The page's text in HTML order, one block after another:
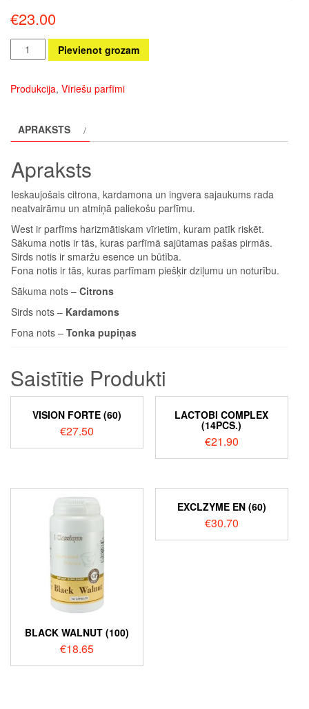
€23.00
West
Eau
daudzums
Pievienot grozam
Produkcija, Vīriešu parfīmi
APRAKSTS
Apraksts
Ieskaujošais citrona, kardamona un ingvera sajaukums rada
neatvairāmu un atmiņā paliekošu parfīmu.
West ir parfīms harizmātiskam vīrietim, kuram patīk riskēt.
Sākuma notis ir tās, kuras parfīmā sajūtamas pašas pirmās.
Sirds notis ir smaržu esence un būtība.
Fona notis ir tās, kuras parfīmam piešķir dziļumu un noturību.
Sākuma nots – Citrons
Sirds nots – Kardamons
Fona nots – Tonka pupiņas
Saistītie Produkti
VISION FORTE (60)
€27.50
LACTOBI COMPLEX
(14PCS.)
€21.90
BLACK WALNUT (100)
€18.65
EXCLZYME EN (60)
€30.70